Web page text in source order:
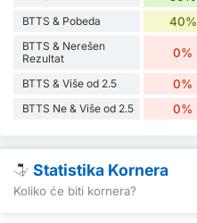
BTTS & Pobeda 40%
BTTS & Nerešen
Rezultat
0%
BTTS & Više od 2.5 0%
BTTS Ne & Više od 2.5 0%
Statistika Kornera
Koliko će biti kornera?